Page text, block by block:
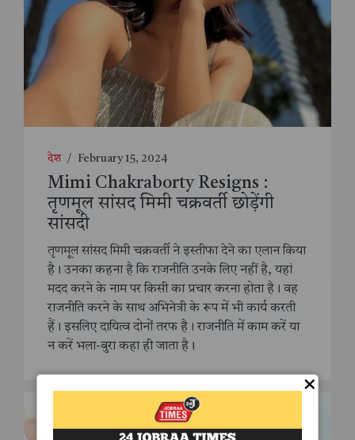
देश / February 15, 2024
Mimi Chakraborty Resigns :
तृणमूल सांसद मिमी चक्रवर्ती छोड़ेंगी
सांसदी
तृणमूल सांसद मिमी चक्रवर्ती ने इस्तीफा देने का एलान किया
है। उनका कहना है कि राजनीति उनके लिए नहीं है, यहां
मदद करने के नाम पर किसी का प्रचार करना होता है। वह
राजनीति करने के साथ अभिनेत्री के रूप में भी कार्य करती
हैं। इसलिए दायित्व दोनों तरफ है। राजनीति में काम करें या
न करें भला-बुरा कहा ही जाता है।
×